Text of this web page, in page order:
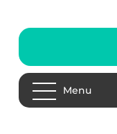
Menu